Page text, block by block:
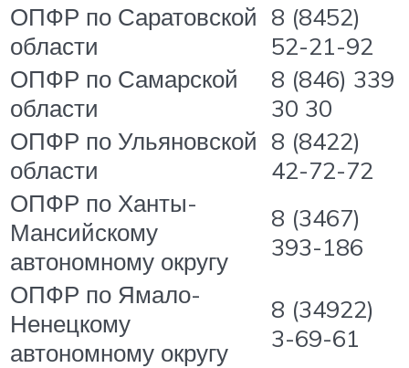
ОПФР по Саратовской
области
8 (8452)
52-21-92
ОПФР по Самарской
области
8 (846) 339
30 30
ОПФР по Ульяновской
области
8 (8422)
42-72-72
ОПФР по Ханты-
Мансийскому
автономному округу
8 (3467)
393-186
ОПФР по Ямало-
Ненецкому
автономному округу
8 (34922)
3-69-61